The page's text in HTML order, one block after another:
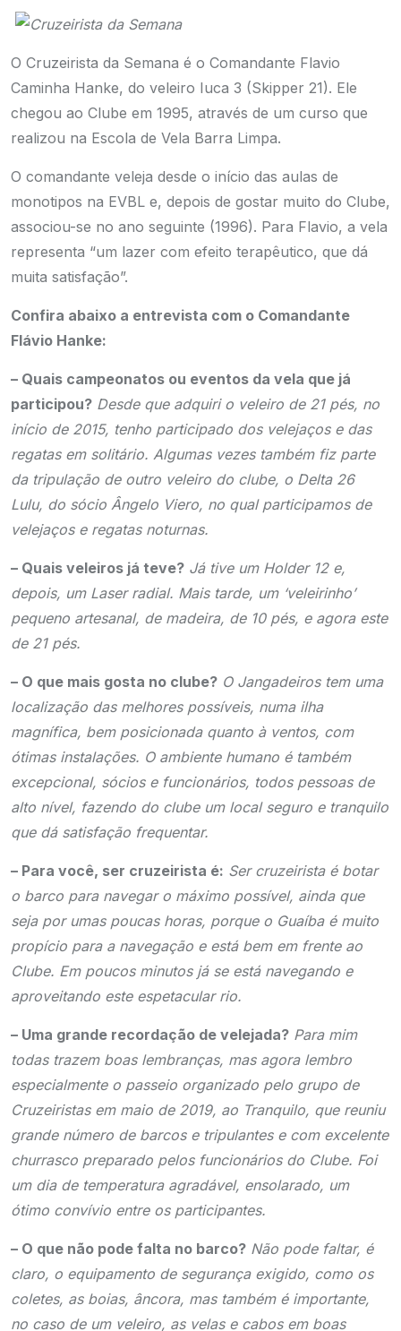
O Cruzeirista da Semana é o Comandante Flavio
Caminha Hanke, do veleiro Iuca 3 (Skipper 21). Ele
chegou ao Clube em 1995, através de um curso que
realizou na Escola de Vela Barra Limpa.
O comandante veleja desde o início das aulas de
monotipos na EVBL e, depois de gostar muito do Clube,
associou-se no ano seguinte (1996). Para Flavio, a vela
representa “um lazer com efeito terapêutico, que dá
muita satisfação”.
Confira abaixo a entrevista com o Comandante
Flávio Hanke:
– Quais campeonatos ou eventos da vela que já
participou? Desde que adquiri o veleiro de 21 pés, no
início de 2015, tenho participado dos velejaços e das
regatas em solitário. Algumas vezes também fiz parte
da tripulação de outro veleiro do clube, o Delta 26
Lulu, do sócio Ângelo Viero, no qual participamos de
velejaços e regatas noturnas.
– Quais veleiros já teve? Já tive um Holder 12 e,
depois, um Laser radial. Mais tarde, um ‘veleirinho’
pequeno artesanal, de madeira, de 10 pés, e agora este
de 21 pés.
– O que mais gosta no clube? O Jangadeiros tem uma
localização das melhores possíveis, numa ilha
magnífica, bem posicionada quanto à ventos, com
ótimas instalações. O ambiente humano é também
excepcional, sócios e funcionários, todos pessoas de
alto nível, fazendo do clube um local seguro e tranquilo
que dá satisfação frequentar.
– Para você, ser cruzeirista é: Ser cruzeirista é botar
o barco para navegar o máximo possível, ainda que
seja por umas poucas horas, porque o Guaíba é muito
propício para a navegação e está bem em frente ao
Clube. Em poucos minutos já se está navegando e
aproveitando este espetacular rio.
– Uma grande recordação de velejada? Para mim
todas trazem boas lembranças, mas agora lembro
especialmente o passeio organizado pelo grupo de
Cruzeiristas em maio de 2019, ao Tranquilo, que reuniu
grande número de barcos e tripulantes e com excelente
churrasco preparado pelos funcionários do Clube. Foi
um dia de temperatura agradável, ensolarado, um
ótimo convívio entre os participantes.
– O que não pode falta no barco? Não pode faltar, é
claro, o equipamento de segurança exigido, como os
coletes, as boias, âncora, mas também é importante,
no caso de um veleiro, as velas e cabos em boas